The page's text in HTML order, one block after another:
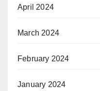
April 2024
March 2024
February 2024
January 2024